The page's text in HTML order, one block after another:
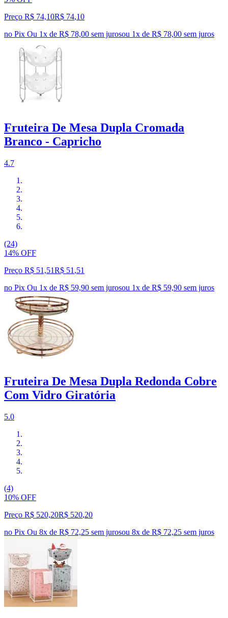
Preço R$ 74,10R$ 74,10
no Pix Ou 1x de R$ 78,00 sem jurosou 1x de R$ 78,00 sem juros
Fruteira De Mesa Dupla Cromada
Branco - Capricho
4.7
(24)
14% OFF
Preço R$ 51,51R$ 51 ,51
no Pix Ou 1x de R$ 59,90 sem jurosou 1x de R$ 59,90 sem juros
Fruteira De Mesa Dupla Redonda Cobre
Com Vidro Giratória
5.0
(4)
10% OFF
Preço R$ 520,20R$ 520,20
no Pix Ou 8x de R$ 72,25 sem jurosou 8x de R$ 72,25 sem juros